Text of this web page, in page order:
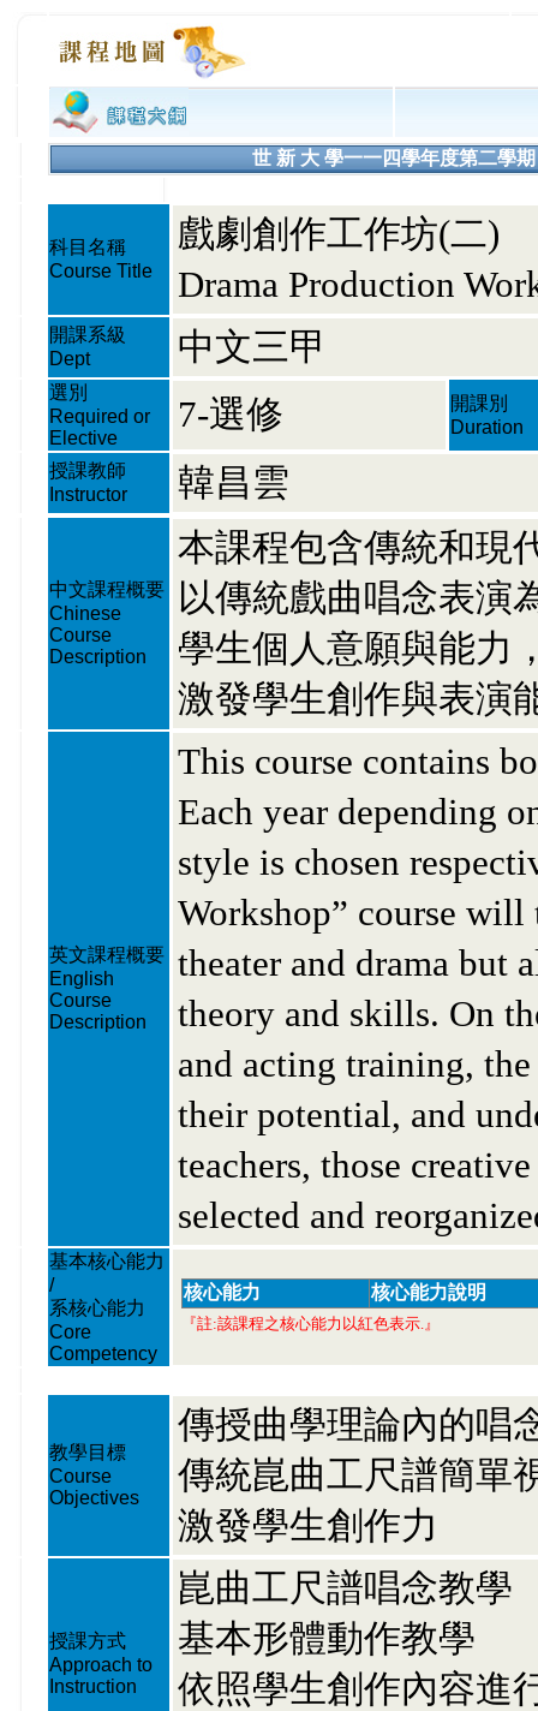
世 新 大 學一一四學年度第二學
科目名稱
Course Title
戲劇創作工作坊(二)
Drama Production
開課系級
Dept
中文三甲
選別
Required or
Elective
7-選修
開課別
Duration
授課教師
Instructor
韓昌雲
中文課程概要
Chinese
Course
Description
本課程包含傳統和現
以傳統戲曲唱念表演
學生個人意願與能力
激發學生創作與表演
英文課程概要
English
Course
Description
This course contains
Each year depending
style is chosen
Workshop” course
theater and drama but
theory and skills. On
and acting training,
their potential, and
teachers, those
selected and
基本核心能力
/
系核心能力
Core
Competency
核心能力 核心能力說明
『註:該課程之核心能力以紅色表示.』
教學目標
Course
Objectives
傳授曲學理論內的唱
傳統崑曲工尺譜簡單
激發學生創作力
授課方式
Approach to
Instruction
崑曲工尺譜唱念教學
基本形體動作教學
依照學生創作內容進